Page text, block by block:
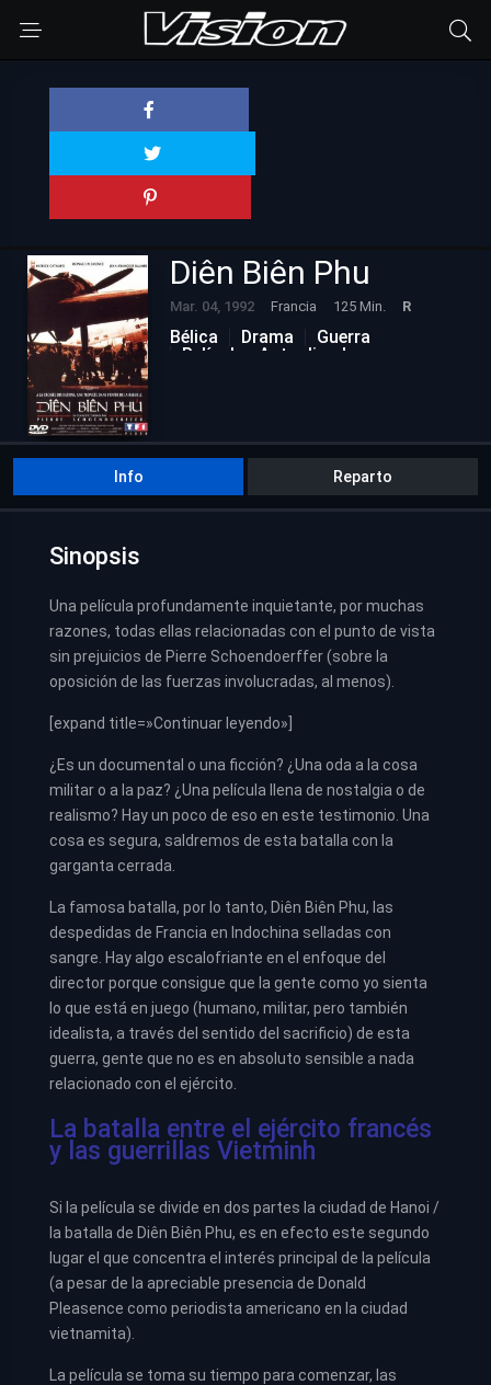
Diên Biên Phu
Mar. 04, 1992 Francia 125 Min. R
Bélica Drama
Guerra
Películas Actualizadas
Info Reparto
Sinopsis
Una película profundamente inquietante, por muchas
razones, todas ellas relacionadas con el punto de vista
sin prejuicios de Pierre Schoendoerffer (sobre la
oposición de las fuerzas involucradas, al menos).
[expand title=»Continuar leyendo»]
¿Es un documental o una ficción? ¿Una oda a la cosa
militar o a la paz? ¿Una película llena de nostalgia o de
realismo? Hay un poco de eso en este testimonio. Una
cosa es segura, saldremos de esta batalla con la
garganta cerrada.
La famosa batalla, por lo tanto, Diên Biên Phu, las
despedidas de Francia en Indochina selladas con
sangre. Hay algo escalofriante en el enfoque del
director porque consigue que la gente como yo sienta
lo que está en juego (humano, militar, pero también
idealista, a través del sentido del sacrificio) de esta
guerra, gente que no es en absoluto sensible a nada
relacionado con el ejército.
La batalla entre el ejército francés
y las guerrillas Vietminh
Si la película se divide en dos partes la ciudad de Hanoi /
la batalla de Diên Biên Phu, es en efecto este segundo
lugar el que concentra el interés principal de la película
(a pesar de la apreciable presencia de Donald
Pleasence como periodista americano en la ciudad
vietnamita).
La película se toma su tiempo para comenzar, las